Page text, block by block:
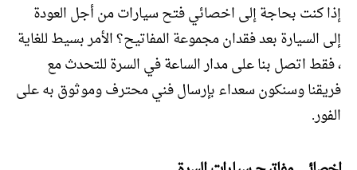
إذا كنت بحاجة إلى اخصائي فتح سيارات من أجل العودة
إلى السيارة بعد فقدان مجموعة المفاتيح؟ الأمر بسيط للغاية
، فقط اتصل بنا على مدار الساعة في السرة للتحدث مع
فريقنا وسنكون سعداء بإرسال فني محترف وموثوق به على
الفور.